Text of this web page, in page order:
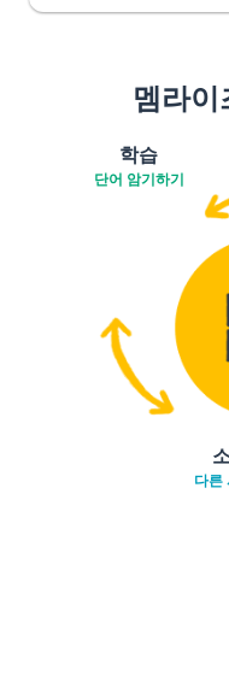
멤라
학습
단어 암기하기
다른